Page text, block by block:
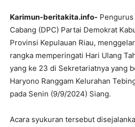
Karimun-beritakita.info-
Cabang (DPC) Partai Demokrat
Provinsi Kepulauan Riau,
rangka memperingati Hari Ulang
yang ke 23 di Sekretariatnya yang
Haryono Ranggam Kelurahan
pada Senin (9/9/2024) Siang.
Acara syukuran tersebut